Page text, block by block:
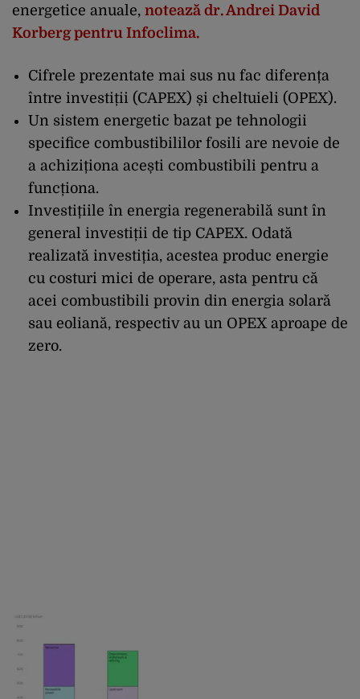
energetice anuale, notează dr. Andrei David
Korberg pentru Infoclima.
Cifrele prezentate mai sus nu fac diferența
între investiții (CAPEX) și cheltuieli (OPEX).
Un sistem energetic bazat pe tehnologii
specifice combustibililor fosili are nevoie de
a achiziționa acești combustibili pentru a
funcționa.
Investițiile în energia regenerabilă sunt în
general investiții de tip CAPEX. Odată
realizată investiția, acestea produc energie
cu costuri mici de operare, asta pentru că
acei combustibili provin din energia solară
sau eoliană, respectiv au un OPEX aproape de
zero.